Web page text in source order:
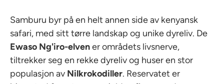
Samburu byr på en helt annen side av kenyansk
safari, med sitt tørre landskap og unike dyreliv. De
Ewaso Ng'iro-elvener områdets livsnerve,
tiltrekker seg en rekke dyreliv og huser en stor
populasjon av Nilkrokodiller. Reservatet er